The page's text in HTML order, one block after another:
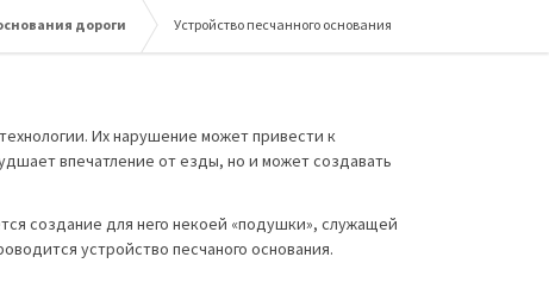
дороги Устройство песчанного основания
Их нарушение может привести к
впечатление от езды, но и может создавать
создание для него некоей «подушки», служащей
устройство песчаного основания.